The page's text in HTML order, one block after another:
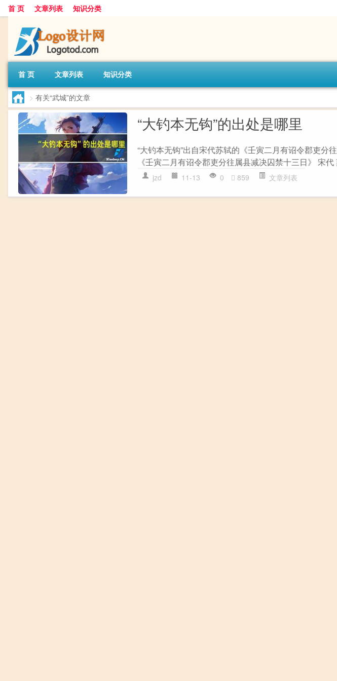
首 页 文章列表 知识分类
首 页 文章列表 知识分类
> 有关“武城”的文章
“大钓本无钩”的出处是哪里
“大钓本无钩”出自宋代苏轼的《壬寅二月有诏令郡吏分
《壬寅二月有诏令郡吏分往属县减决囚禁十三日》 宋代
jzd 11-13 0 859 文章列表